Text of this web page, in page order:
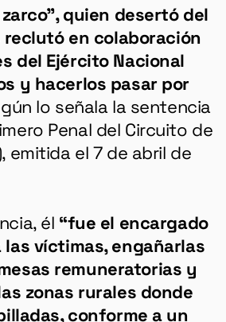
zarco”, quien desertó del
reclutó en colaboración
del Ejército Nacional
y hacerlos pasar por
lo señala la sentencia
Penal del Circuito de
emitida el 7 de abril de
él “fue el encargado
víctimas, engañarlas
remuneratorias y
zonas rurales donde
conforme a un